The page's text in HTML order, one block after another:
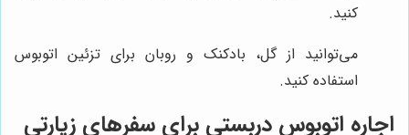
کنید.
می‌توانید از گل، بادکنک و روبان برای تزئین اتوبوس
استفاده کنید.
اجاره اتوبوس دربستی برای سفرهای زیارتی